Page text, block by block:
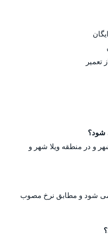
شود؟
و در منطقه ویلا شهر و
شود و مطابق نرخ مصوب